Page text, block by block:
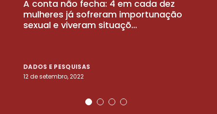
A conta não fecha: 4 em cada dez
mulheres já sofreram importunação
sexual e viveram situaçõ...
DADOS E PESQUISAS
12 de setembro, 2022